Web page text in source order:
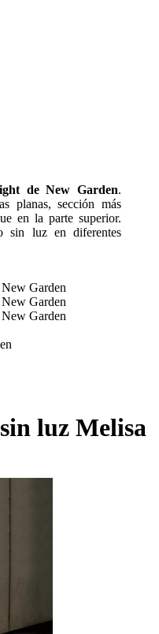
de New Garden.
planas, sección más
en la parte superior.
sin luz en diferentes
luz Melisa